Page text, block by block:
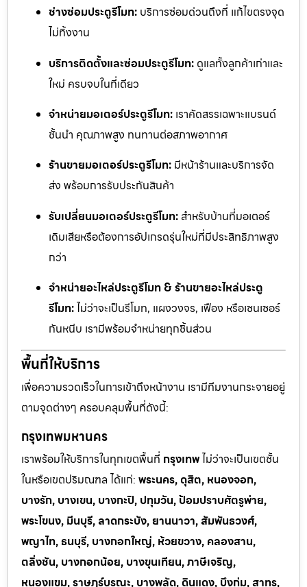
ช่างซ่อมประตูรีโมท: บริการซ่อมด่วนถึงที่ แก้ไขตรงจุด
ไม่ทิ้งงาน
บริการติดตั้งและซ่อมประตูรีโมท: ดูแลทั้งลูกค้าเก่าและ
ใหม่ ครบจบในที่เดียว
จำหน่ายมอเตอร์ประตูรีโมท: เราคัดสรรเฉพาะแบรนด์
ชั้นนำ คุณภาพสูง ทนทานต่อสภาพอากาศ
ร้านขายมอเตอร์ประตูรีโมท: มีหน้าร้านและบริการจัด
ส่ง พร้อมการรับประกันสินค้า
รับเปลี่ยนมอเตอร์ประตูรีโมท: สำหรับบ้านที่มอเตอร์
เดิมเสียหรือต้องการอัปเกรดรุ่นใหม่ที่มีประสิทธิภาพสูง
กว่า
จำหน่ายอะไหล่ประตูรีโมท & ร้านขายอะไหล่ประตู
รีโมท:ไม่ว่าจะเป็นรีโมท, แผงวงจร, เฟือง หรือเซนเซอร์
กันหนีบ เรามีพร้อมจำหน่ายทุกชิ้นส่วน
พื้นที่ให้บริการ
เพื่อความรวดเร็วในการเข้าถึงหน้างาน เรามีทีมงานกระจายอยู่
ตามจุดต่างๆ ครอบคลุมพื้นที่ดังนี้:
กรุงเทพมหานคร
เราพร้อมให้บริการในทุกเขตพื้นที่ กรุงเทพไม่ว่าจะเป็นเขตชั้น
ในหรือเขตปริมณฑล ได้แก่: พระนคร, ดุสิต, หนองจอก,
บางรัก, บางเขน, บางกะปิ, ปทุมวัน, ป้อมปราบศัตรูพ่าย,
พระโขนง, มีนบุรี, ลาดกระบัง, ยานนาวา, สัมพันธวงศ์,
พญาไท, ธนบุรี, บางกอกใหญ่, ห้วยขวาง, คลองสาน,
ตลิ่งชัน, บางกอกน้อย, บางขุนเทียน, ภาษีเจริญ,
หนองแขม, ราษฎร์บูรณะ, บางพลัด, ดินแดง, บึงกุ่ม, สาทร,